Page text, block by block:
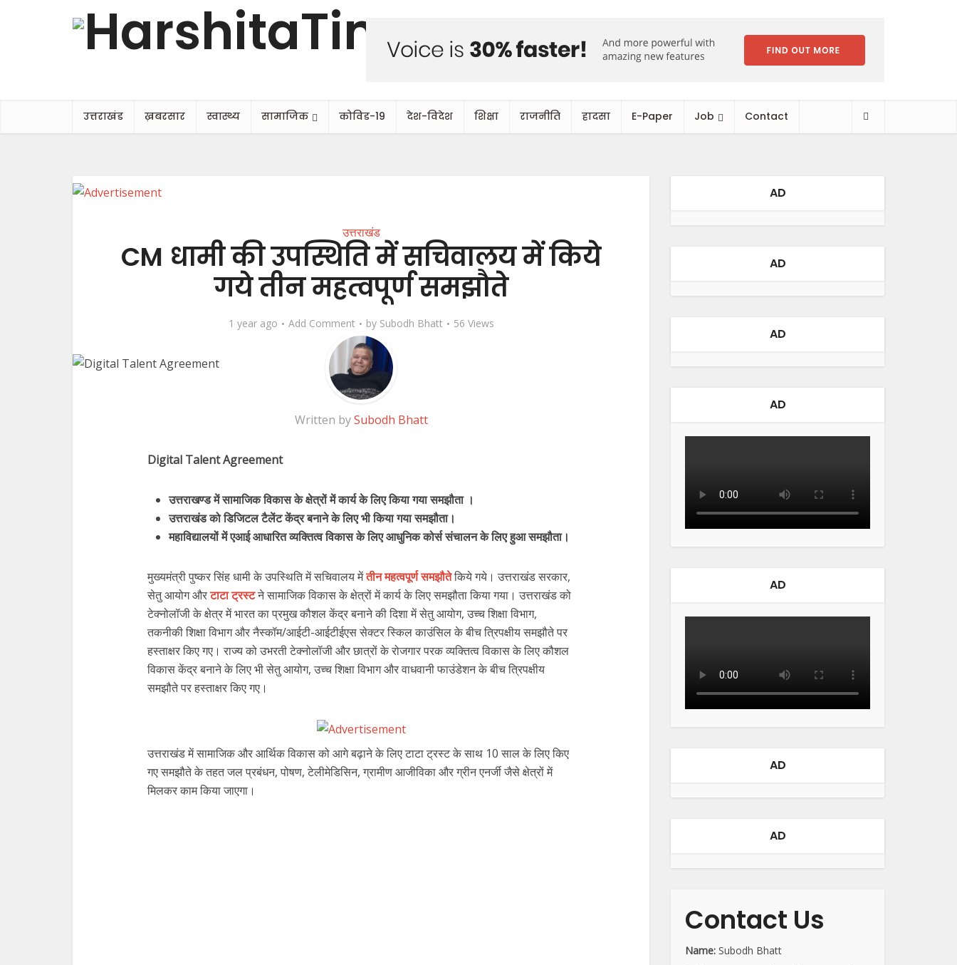
उत्तराखंड ख़बरसार स्वास्थ्य सामाजिक कोविड-19 देश-विदेश शिक्षा राजनीति हादसा E-Paper Job Contact
उत्तराखंड
CM धामी की उपस्थिति में सचिवालय में किये
गये तीन महत्वपूर्ण समझौते
1 year ago Add Comment by Subodh Bhatt 56 Views
Written bySubodh Bhatt
Digital Talent Agreement
उत्तराखण्ड में सामाजिक विकास के क्षेत्रों में कार्य के लिए किया गया समझौता ।
उत्तराखंड को डिजिटल टैलेंट केंद्र बनाने के लिए भी किया गया समझौता।
महाविद्यालयों में एआई आधारित व्यक्तित्व विकास के लिए आधुनिक कोर्स संचालन के लिए हुआ समझौता।
मुख्यमंत्री पुष्कर सिंह धामी के उपस्थिति में सचिवालय मेंतीन महत्वपूर्ण समझौतेकिये गये। उत्तराखंड सरकार,
सेतु आयोग औरटाटा ट्रस्टने सामाजिक विकास के क्षेत्रों में कार्य के लिए समझौता किया गया। उत्तराखंड को
टेक्नोलॉजी के क्षेत्र में भारत का प्रमुख कौशल केंद्र बनाने की दिशा में सेतु आयोग, उच्च शिक्षा विभाग,
तकनीकी शिक्षा विभाग और नैस्कॉम/आईटी-आईटीईएस सेक्टर स्किल काउंसिल के बीच त्रिपक्षीय समझौते पर
हस्ताक्षर किए गए। राज्य को उभरती टेक्नोलॉजी और छात्रों के रोजगार परक व्यक्तित्व विकास के लिए कौशल
विकास केंद्र बनाने के लिए भी सेतु आयोग, उच्च शिक्षा विभाग और वाधवानी फाउंडेशन के बीच त्रिपक्षीय
समझौते पर हस्ताक्षर किए गए।
उत्तराखंड में सामाजिक और आर्थिक विकास को आगे बढ़ाने के लिए टाटा ट्रस्ट के साथ 10 साल के लिए किए
गए समझौते के तहत जल प्रबंधन, पोषण, टेलीमेडिसिन, ग्रामीण आजीविका और ग्रीन एनर्जी जैसे क्षेत्रों में
मिलकर काम किया जाएगा।
AD
AD
AD
AD
AD
AD
AD
Contact Us
Name: Subodh Bhatt